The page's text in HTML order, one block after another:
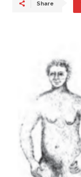
Share